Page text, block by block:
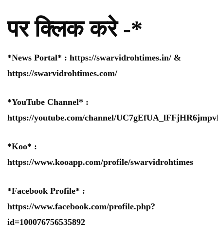
पर क्लिक करे -*
*News Portal* : https://swarvidrohtimes.in/ &
https://swarvidrohtimes.com/
*YouTube Channel* :
https://youtube.com/channel/
*Koo* :
https://www.kooapp.com/profile/swarvidrohtimes
*Facebook Profile* :
https://www.facebook.com/profile.php?
id=100076756535892